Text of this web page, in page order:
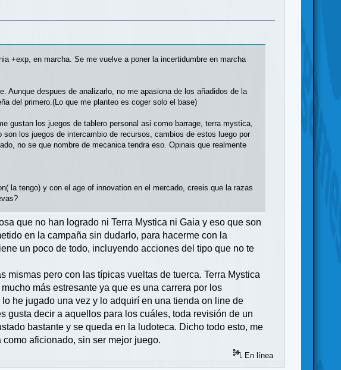
+exp, en marcha. Se me vuelve a poner la incertidumbre en marcha
Aunque despues de analizarlo, no me apasiona de los añadidos de la
del primero.(Lo que me planteo es coger solo el base)
gustan los juegos de tablero personal asi como barrage, terra mystica,
los juegos de intercambio de recursos, cambios de estos luego por
no se que nombre de mecanica tendra eso. Opinais que realmente
la tengo) y con el age of innovation en el mercado, creeis que la razas
que no han logrado ni Terra Mystica ni Gaia y eso que son
en la campaña sin dudarlo, para hacerme con la
un poco de todo, incluyendo acciones del tipo que no te
mismas pero con las típicas vueltas de tuerca. Terra Mystica
más estresante ya que es una carrera por los
he jugado una vez y lo adquirí en una tienda on line de
gusta decir a aquellos para los cuáles, toda revisión de un
bastante y se queda en la ludoteca. Dicho todo esto, me
aficionado, sin ser mejor juego.
En línea